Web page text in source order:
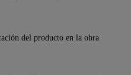
del producto en la obra